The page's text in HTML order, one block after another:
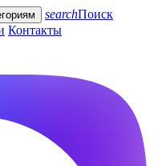
searchПоиск
Контакты